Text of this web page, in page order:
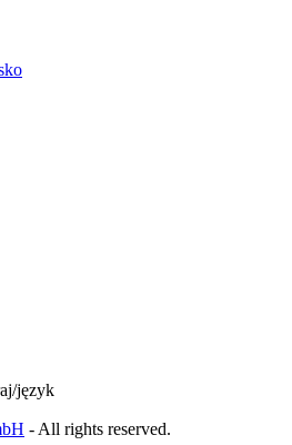
język
- All rights reserved.